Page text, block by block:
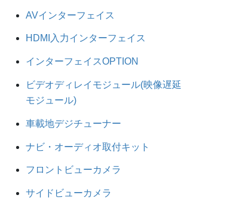
AVインターフェイス
HDMI入力インターフェイス
インターフェイスOPTION
ビデオディレイモジュール(映像遅延
モジュール)
車載地デジチューナー
ナビ・オーディオ取付キット
フロントビューカメラ
サイドビューカメラ